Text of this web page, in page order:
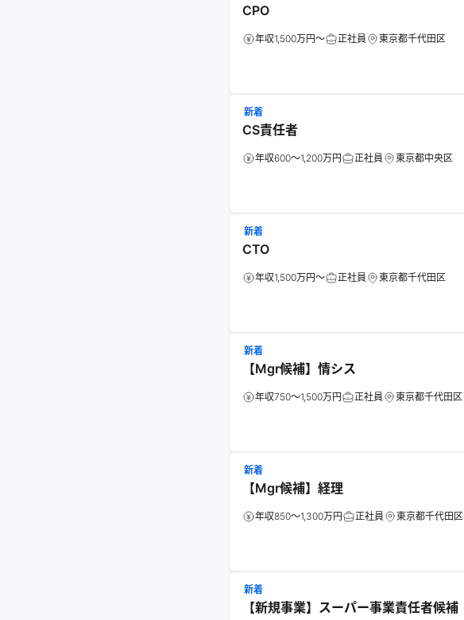
CPO
年収1,500万円～ 正社員 東京都千代田区
新着
CS責任者
年収600～1,200万円 正社員 東京都中央区
新着
CTO
年収1,500万円～ 正社員 東京都千代田区
新着
【Mgr候補】情シス
年収750～1,500万円 正社員 東京都千代田区
新着
【Mgr候補】経理
年収850～1,300万円 正社員 東京都千代田区
新着
【新規事業】スーパー事業責任者候補